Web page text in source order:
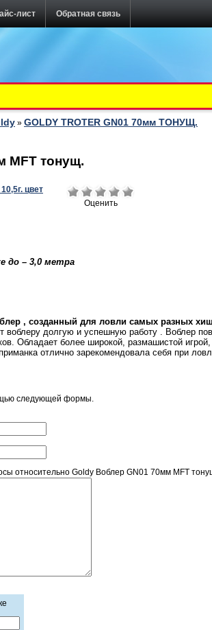
лист Обратная связь
» GOLDY TROTER GN01 70мм ТОНУЩ.
MFT тонущ.
Оценить
до – 3,0 метра
, созданный для ловли самых разных
воблеру долгую и успешную работу . Воблер
Обладает более широкой, размашистой
отлично зарекомендовала себя при
следующей формы.
относительно Goldy Воблер GN01 70мм MFT